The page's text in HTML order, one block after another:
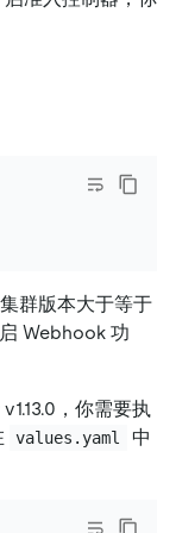
群版本大于等于
Webhook 功
，你需要执
values.yaml
中